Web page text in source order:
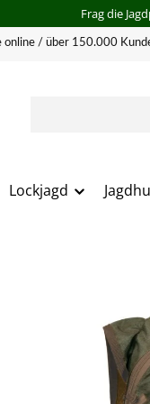
Frag die
online / über 150.000
Lockjagd